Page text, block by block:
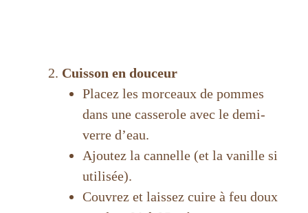
Cuisson en douceur
Placez les morceaux de pommes
dans une casserole avec le demi-
verre d’eau.
Ajoutez la cannelle (et la vanille si
utilisée).
Couvrez et laissez cuire à feu doux